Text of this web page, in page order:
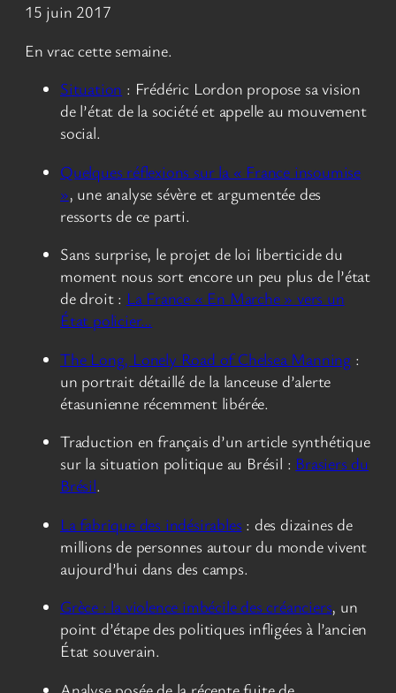
15 juin 2017
En vrac cette semaine.
Situation : Frédéric Lordon propose sa vision
de l’état de la société et appelle au mouvement
social.
Quelques réflexions sur la « France insoumise
», une analyse sévère et argumentée des
ressorts de ce parti.
Sans surprise, le projet de loi liberticide du
moment nous sort encore un peu plus de l’état
de droit : La France « En Marche » vers un
État policier…
The Long, Lonely Road of Chelsea Manning :
un portrait détaillé de la lanceuse d’alerte
étasunienne récemment libérée.
Traduction en français d’un article synthétique
sur la situation politique au Brésil : Brasiers du
Brésil.
La fabrique des indésirables : des dizaines de
millions de personnes autour du monde vivent
aujourd’hui dans des camps.
Grèce : la violence imbécile des créanciers, un
point d’étape des politiques infligées à l’ancien
État souverain.